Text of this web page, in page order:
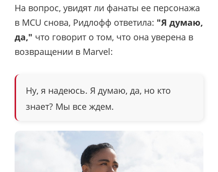
На вопрос, увидят ли фанаты ее персонажа
в MCU снова, Ридлофф ответила: "Я думаю,
да," что говорит о том, что она уверена в
возвращении в Marvel:
Ну, я надеюсь. Я думаю, да, но кто
знает? Мы все ждем.